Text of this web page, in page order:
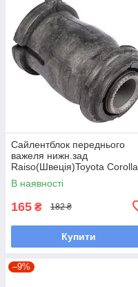
Сайлентблок переднього
важеля нижн.зад
Raiso(Швеція)Toyota Corolla
Station Wagon, Королла#RL-
486120H UAEMBEN7
В наявності
165 ₴ 182 ₴
Купити
–9%